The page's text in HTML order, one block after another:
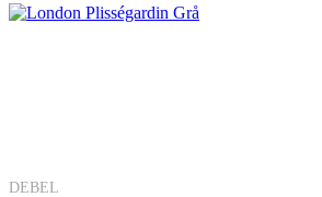
DEBEL